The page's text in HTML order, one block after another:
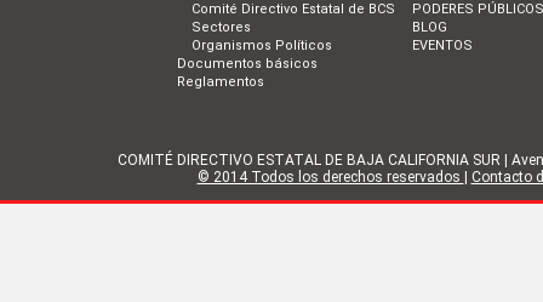
Comité Directivo Estatal de BCS
Sectores
Organismos Políticos
Documentos básicos
Reglamentos
PODERES PÚBLICOS
BLOG
EVENTOS
COMITÉ DIRECTIVO ESTATAL DE BAJA CALIFORNIA SUR |
© 2014 Todos los derechos reservados
Contacto